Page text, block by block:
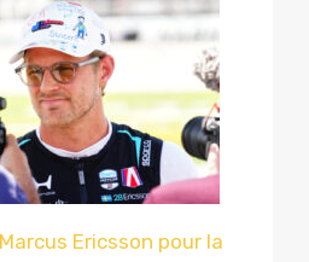
Ericsson pour la